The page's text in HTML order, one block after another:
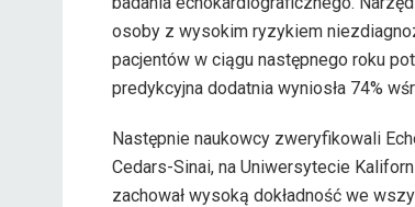
osoby z wysokim ryzykiem
pacjentów w ciągu następnego roku
predykcyjna dodatnia wyniosła 74%
Następnie naukowcy zweryfikowali
Cedars-Sinai, na Uniwersytecie
zachował wysoką dokładność we